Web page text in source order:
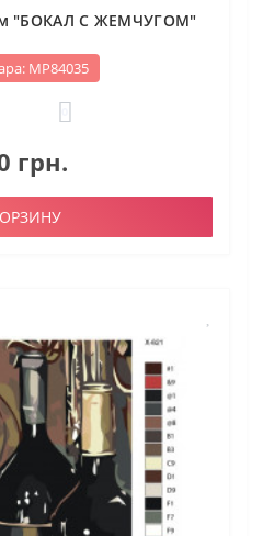
"БОКАЛ С ЖЕМЧУГОМ"
МР84035
грн.